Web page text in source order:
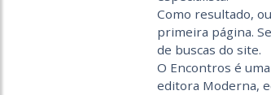
Como resultado,
primeira página.
de buscas do site.
O Encontros é
editora Moderna,